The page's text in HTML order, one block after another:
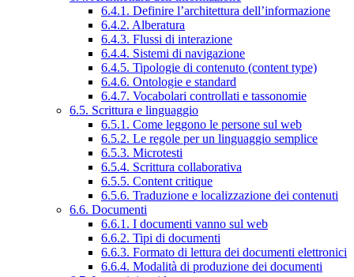
6.4.1. Definire l’architettura dell’informazione
6.4.2. Alberatura
6.4.3. Flussi di interazione
6.4.4. Sistemi di navigazione
6.4.5. Tipologie di contenuto (content type)
6.4.6. Ontologie e standard
6.4.7. Vocabolari controllati e tassonomie
6.5. Scrittura e linguaggio
6.5.1. Come leggono le persone sul web
6.5.2. Le regole per un linguaggio semplice
6.5.3. Microtesti
6.5.4. Scrittura collaborativa
6.5.5. Content critique
6.5.6. Traduzione e localizzazione dei contenuti
6.6. Documenti
6.6.1. I documenti vanno sul web
6.6.2. Tipi di documenti
6.6.3. Formato di lettura dei documenti elettronici
6.6.4. Modalità di produzione dei documenti